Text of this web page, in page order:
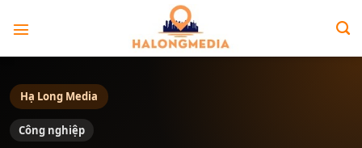
qua
Hạ Long Media
Công nghiệp